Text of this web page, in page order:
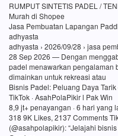
RUMPUT SINTETIS PADEL /
Murah di Shopee
Jasa Pembuatan Lapangan
adhyasta
adhyasta › 2026/09/28 › jasa
28 Sep 2026 — Dengan
padel menawarkan pengalaman
dimainkan untuk rekreasi atau
Bisnis Padel: Peluang Daya
TikTok · AsahPolaPikir l Pak Win
8,9 jt+ penayangan · 6 hari yang
318 9K Likes, 2137 Comments
(@asahpolapikir): “Jelajahi